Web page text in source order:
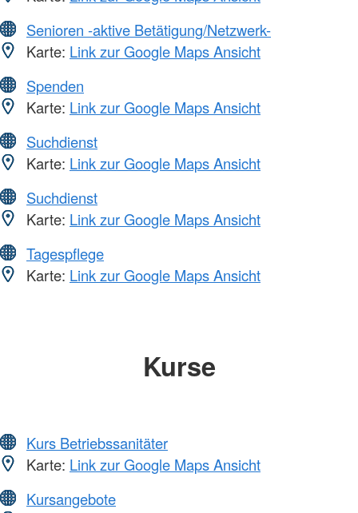
Senioren -aktive Betätigung/Netzwerk-
Karte: Link zur Google Maps Ansicht
Spenden
Karte: Link zur Google Maps Ansicht
Suchdienst
Karte: Link zur Google Maps Ansicht
Suchdienst
Karte: Link zur Google Maps Ansicht
Tagespflege
Karte: Link zur Google Maps Ansicht
Kurse
Kurs Betriebssanitäter
Karte: Link zur Google Maps Ansicht
Kursangebote